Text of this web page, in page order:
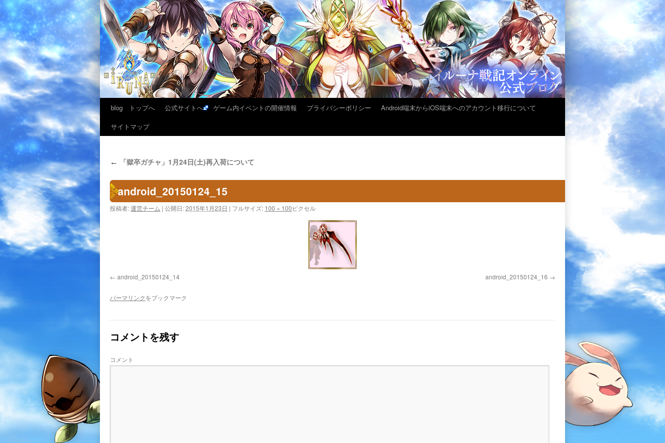
blog トップへ 公式サイトへ ゲーム内イベントの開催情報 プライバシーポリシー
Android端末からiOS端末へのアカウント移行について
サイトマップ
← 「獄卒ガチャ」1月24日(土)再入荷について
android_20150124_15
投稿者:運営チーム | 公開日:2015年1月23日 | フルサイズ: 100 × 100ピクセル
android_20150124_14 android_20150124_16
パーマリンクをブックマーク
コメントを残す
コメント